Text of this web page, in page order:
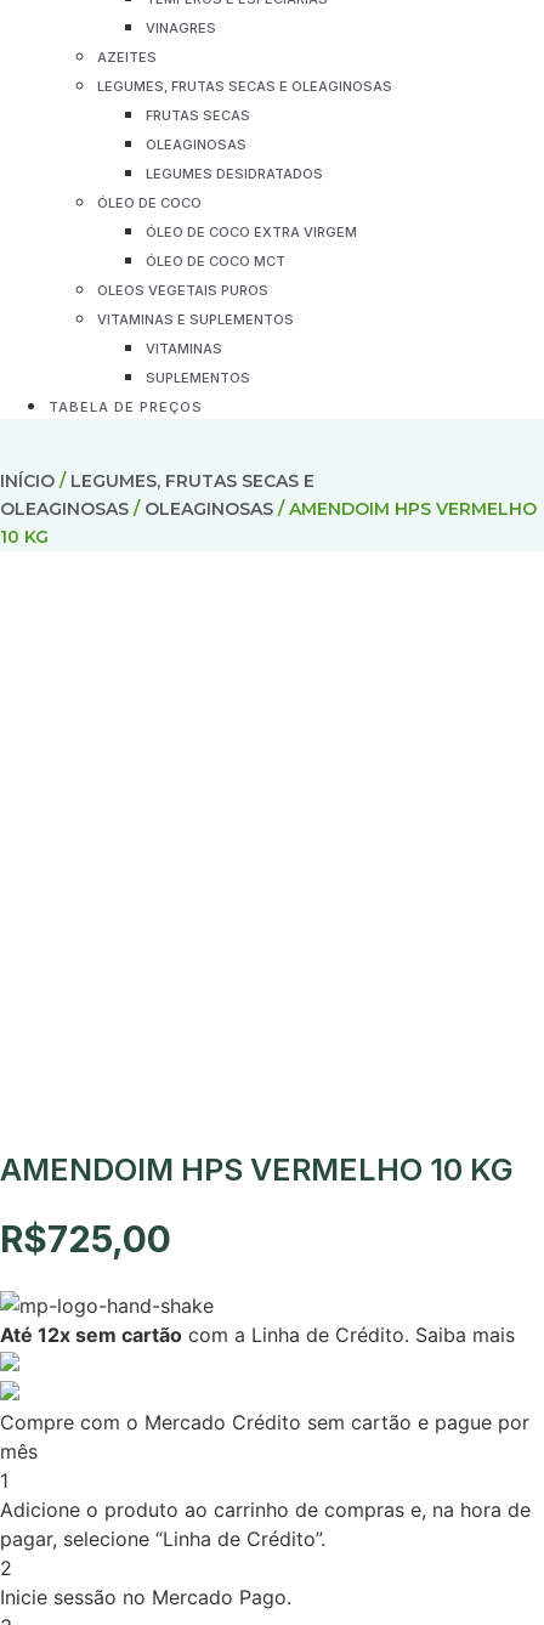
VINAGRES
AZEITES
LEGUMES, FRUTAS SECAS E OLEAGINOSAS
FRUTAS SECAS
OLEAGINOSAS
LEGUMES DESIDRATADOS
ÓLEO DE COCO
ÓLEO DE COCO EXTRA VIRGEM
ÓLEO DE COCO MCT
OLEOS VEGETAIS PUROS
VITAMINAS E SUPLEMENTOS
VITAMINAS
SUPLEMENTOS
TABELA DE PREÇOS
INÍCIO / LEGUMES, FRUTAS SECAS E
OLEAGINOSAS / OLEAGINOSAS / AMENDOIM HPS VERMELHO
10 KG
AMENDOIM HPS VERMELHO 10 KG
R$725,00
Até 12x sem cartão com a Linha de Crédito. Saiba mais
Compre com o Mercado Crédito sem cartão e pague por
mês
1
Adicione o produto ao carrinho de compras e, na hora de
pagar, selecione “Linha de Crédito”.
2
Inicie sessão no Mercado Pago.